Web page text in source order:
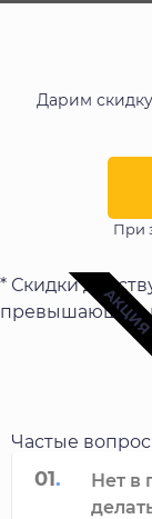
Дарим
При
* Скидки
превышающую
Частые
01.
Нет в